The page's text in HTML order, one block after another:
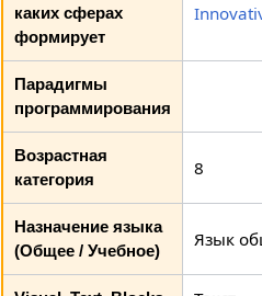
каких сферах
формирует
Парадигмы
программирования
Возрастная
категория
8
Назначение языка
(Общее / Учебное)
Язык